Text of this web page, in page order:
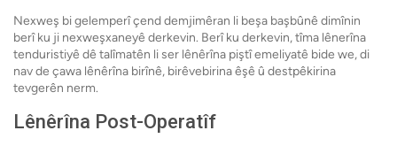
Nexweş bi gelemperî çend demjimêran li beşa başbûnê dimînin
berî ku ji nexweşxaneyê derkevin. Berî ku derkevin, tîma lênerîna
tenduristiyê dê talîmatên li ser lênêrîna piştî emeliyatê bide we, di
nav de çawa lênêrîna birînê, birêvebirina êşê û destpêkirina
tevgerên nerm.
Lênêrîna Post-Operatîf